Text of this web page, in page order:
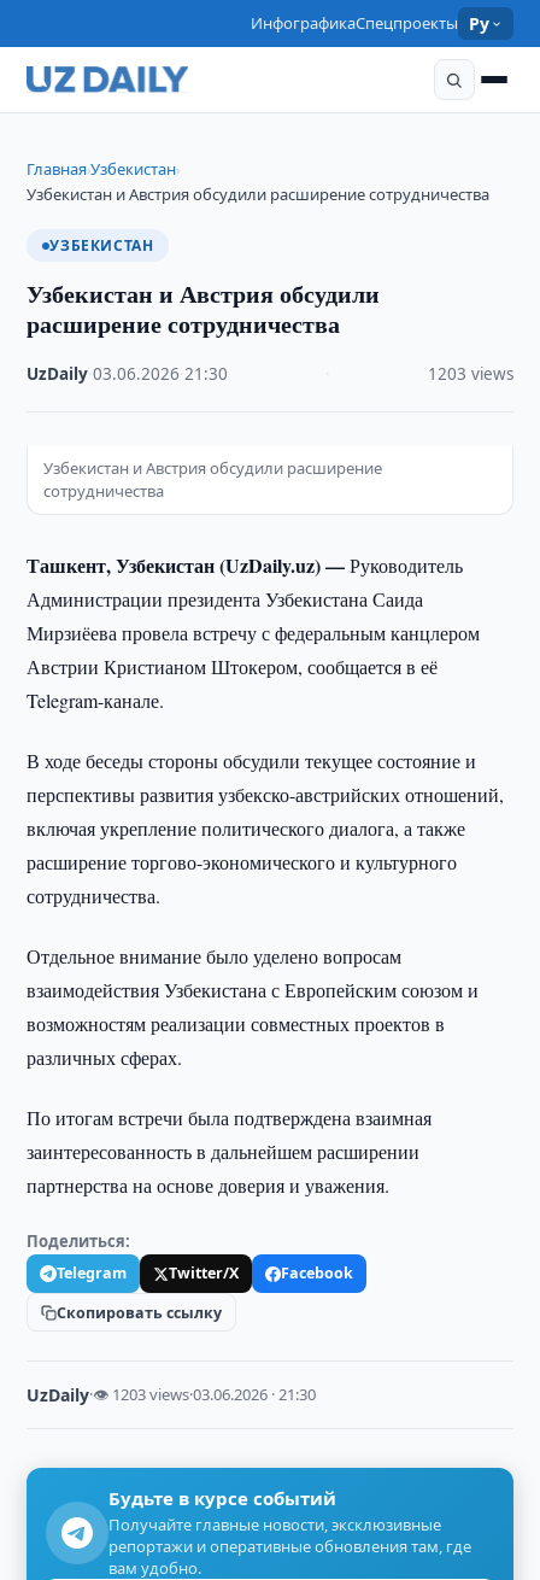
ИнфографикаСпецпроекты Ру
Главная›Узбекистан›
Узбекистан и Австрия обсудили расширение сотрудничества
УЗБЕКИСТАН
Узбекистан и Австрия обсудили
расширение сотрудничества
UzDaily ·03.06.2026 ·21:30 1203 views
Узбекистан и Австрия обсудили расширение
сотрудничества
Ташкент, Узбекистан (UzDaily.uz) —Руководитель
Администрации президента Узбекистана Саида
Мирзиёева провела встречу с федеральным канцлером
Австрии Кристианом Штокером, сообщается в её
Telegram-канале.
В ходе беседы стороны обсудили текущее состояние и
перспективы развития узбекско-австрийских отношений,
включая укрепление политического диалога, а также
расширение торгово-экономического и культурного
сотрудничества.
Отдельное внимание было уделено вопросам
взаимодействия Узбекистана с Европейским союзом и
возможностям реализации совместных проектов в
различных сферах.
По итогам встречи была подтверждена взаимная
заинтересованность в дальнейшем расширении
партнерства на основе доверия и уважения.
Поделиться:
Telegram Twitter/X
Facebook
Скопировать ссылку
UzDaily·👁 1203 views·03.06.2026 · 21:30
Будьте в курсе событий
Получайте главные новости, эксклюзивные
репортажи и оперативные обновления там, где
вам удобно.